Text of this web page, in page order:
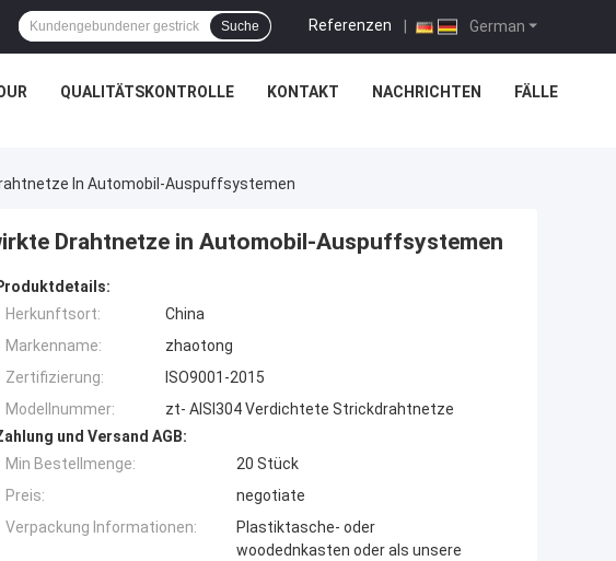
German
Referenzen |
Suche
QUALITÄTSKONTROLLE KONTAKT NACHRICHTEN FÄLLE
In Automobil-Auspuffsystemen
Drahtnetze in Automobil-Auspuffsystemen
Herkunftsort:
China
Markenname:
zhaotong
Zertifizierung:
ISO9001-2015
Modellnummer:
zt- AISI304 Verdichtete Strickdrahtnetze
und Versand AGB:
Min Bestellmenge:
20 Stück
Preis:
negotiate
Verpackung Informationen:
Plastiktasche- oder
woodednkasten oder als unsere